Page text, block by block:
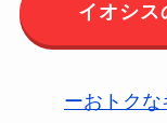
イオシス
ーおトク